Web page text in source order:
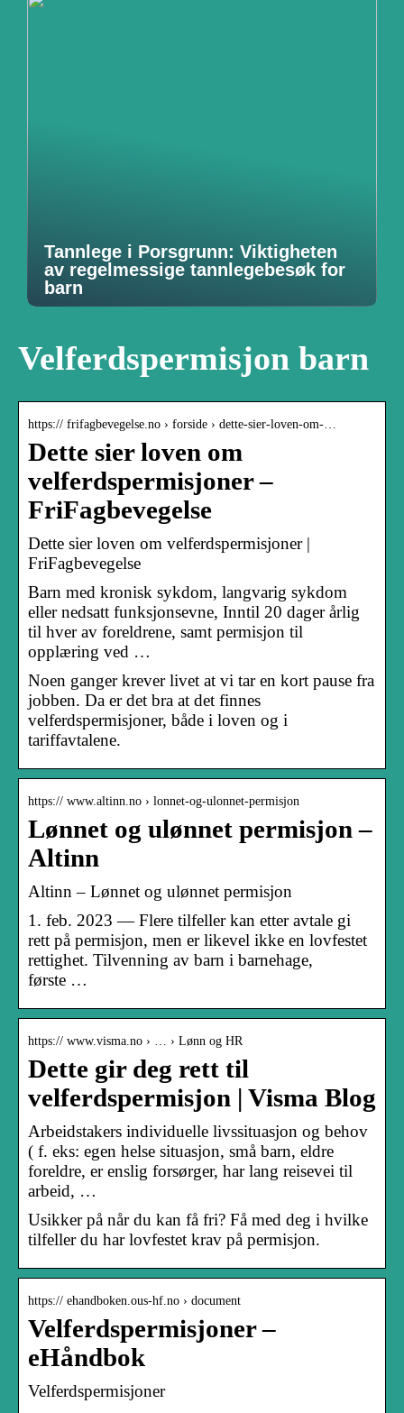
Tannlege i Porsgrunn: Viktigheten
av regelmessige tannlegebesøk for
barn
Velferdspermisjon barn
https:// frifagbevegelse.no › forside › dette-sier-loven-om-…
Dette sier loven om
velferdspermisjoner –
FriFagbevegelse
Dette sier loven om velferdspermisjoner |
FriFagbevegelse
Barn med kronisk sykdom, langvarig sykdom
eller nedsatt funksjonsevne, Inntil 20 dager årlig
til hver av foreldrene, samt permisjon til
opplæring ved …
Noen ganger krever livet at vi tar en kort pause fra
jobben. Da er det bra at det finnes
velferdspermisjoner, både i loven og i
tariffavtalene.
https:// www.altinn.no › lonnet-og-ulonnet-permisjon
Lønnet og ulønnet permisjon –
Altinn
Altinn – Lønnet og ulønnet permisjon
1. feb. 2023 — Flere tilfeller kan etter avtale gi
rett på permisjon, men er likevel ikke en lovfestet
rettighet. Tilvenning av barn i barnehage,
første …
https:// www.visma.no › … › Lønn og HR
Dette gir deg rett til
velferdspermisjon | Visma Blog
Arbeidstakers individuelle livssituasjon og behov
( f. eks: egen helse situasjon, små barn, eldre
foreldre, er enslig forsørger, har lang reisevei til
arbeid, …
Usikker på når du kan få fri? Få med deg i hvilke
tilfeller du har lovfestet krav på permisjon.
https:// ehandboken.ous-hf.no › document
Velferdspermisjoner –
eHåndbok
Velferdspermisjoner